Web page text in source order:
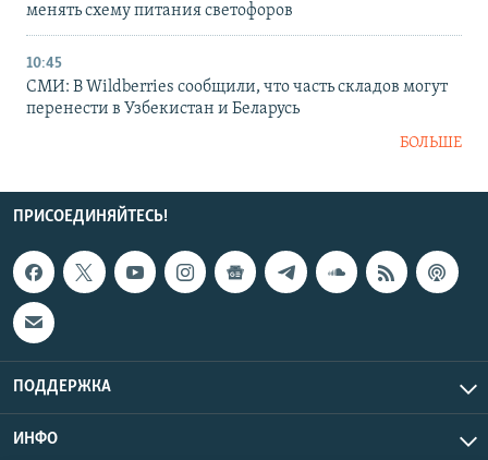
менять схему питания светофоров
10:45
СМИ: В Wildberries сообщили, что часть складов могут
перенести в Узбекистан и Беларусь
БОЛЬШЕ
ПРИСОЕДИНЯЙТЕСЬ!
ПОДДЕРЖКА
ИНФО